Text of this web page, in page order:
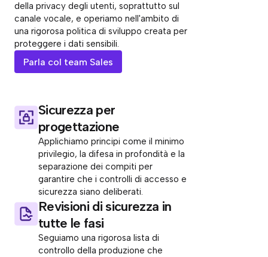
della privacy degli utenti, soprattutto sul
canale vocale, e operiamo nell'ambito di
una rigorosa politica di sviluppo creata per
proteggere i dati sensibili.
Parla col team Sales
Sicurezza per
progettazione
Applichiamo principi come il minimo
privilegio, la difesa in profondità e la
separazione dei compiti per
garantire che i controlli di accesso e
sicurezza siano deliberati.
Revisioni di sicurezza in
tutte le fasi
Seguiamo una rigorosa lista di
controllo della produzione che